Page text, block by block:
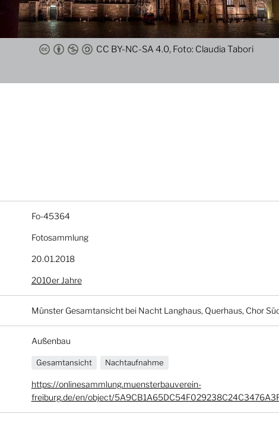
CC BY-NC-SA 4.0, Foto: Claudia Tabori
Fo-45364
Fotosammlung
20.01.2018
2010er Jahre
Münster Gesamtansicht bei Nacht Langhaus, Querhaus, Chor
Außenbau
Gesamtansicht Nachtaufnahme
https://onlinesammlung.muensterbauverein-
freiburg.de/en/object/